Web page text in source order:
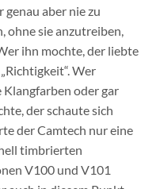
genau aber nie zu
ohne sie anzutreiben,
ihn mochte, der liebte
Wer
oder gar
der schaute sich
der Camtech nur eine
timbrierten
V100 und V101